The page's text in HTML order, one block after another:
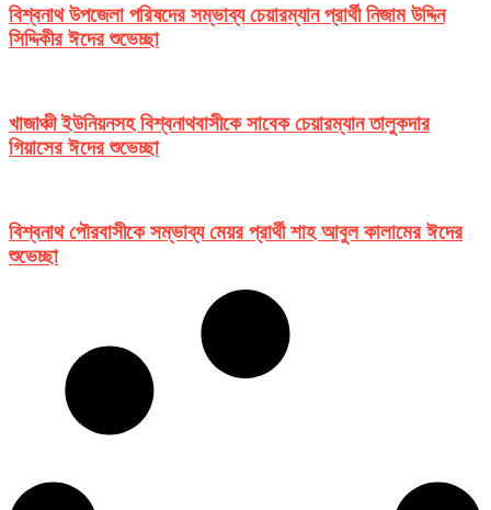
বিশ্বনাথ উপজেলা পরিষদের সম্ভাব্য চেয়ারম্যান প্রার্থী নিজাম উদ্দিন
সিদ্দিকীর ঈদের শুভেচ্ছা
খাজাঞ্চী ইউনিয়নসহ বিশ্বনাথবাসীকে সাবেক চেয়ারম্যান তালুকদার
গিয়াসের ঈদের শুভেচ্ছা
বিশ্বনাথ পৌরবাসীকে সম্ভাব্য মেয়র প্রার্থী শাহ আবুল কালামের ঈদের
শুভেচ্ছা